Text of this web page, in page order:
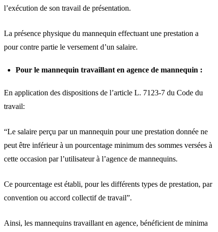
l’exécution de son travail de présentation.
La présence physique du mannequin effectuant une prestation a
pour contre partie le versement d’un salaire.
Pour le mannequin travaillant en agence de mannequin :
En application des dispositions de l’article L. 7123-7 du Code du
travail:
“Le salaire perçu par un mannequin pour une prestation donnée ne
peut être inférieur à un pourcentage minimum des sommes versées à
cette occasion par l’utilisateur à l’agence de mannequins.
Ce pourcentage est établi, pour les différents types de prestation, par
convention ou accord collectif de travail”.
Ainsi, les mannequins travaillant en agence, bénéficient de minima